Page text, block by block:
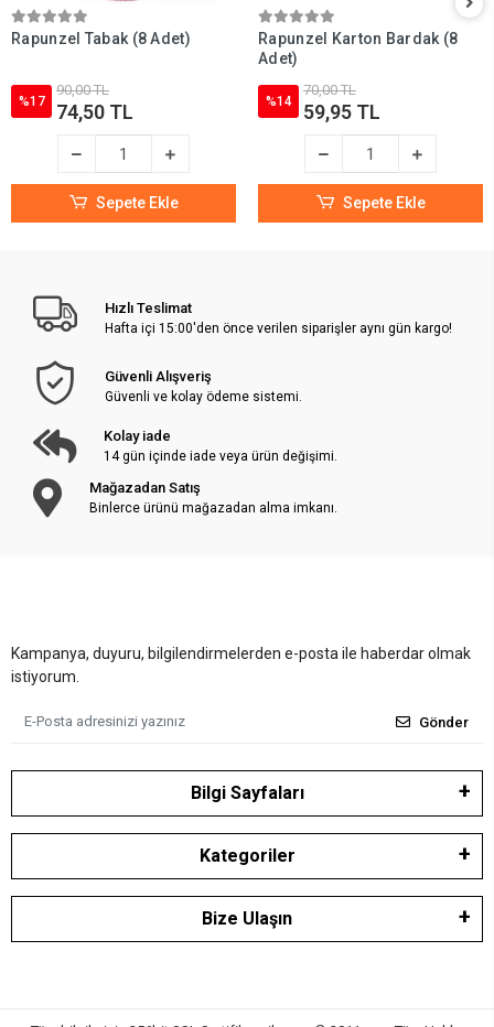
Rapunzel Tabak (8 Adet)
%17
90,00 TL
74,50 TL
Sepete Ekle
Rapunzel Karton Bardak (8
Adet)
%14
70,00 TL
59,95 TL
Sepete Ekle
Hızlı Teslimat
Hafta içi 15:00'den önce verilen siparişler aynı gün kargo!
Güvenli Alışveriş
Güvenli ve kolay ödeme sistemi.
Kolay iade
14 gün içinde iade veya ürün değişimi.
Mağazadan Satış
Binlerce ürünü mağazadan alma imkanı.
Kampanya, duyuru, bilgilendirmelerden e-posta ile haberdar olmak
istiyorum.
Gönder
Bilgi Sayfaları
Kategoriler
Bize Ulaşın